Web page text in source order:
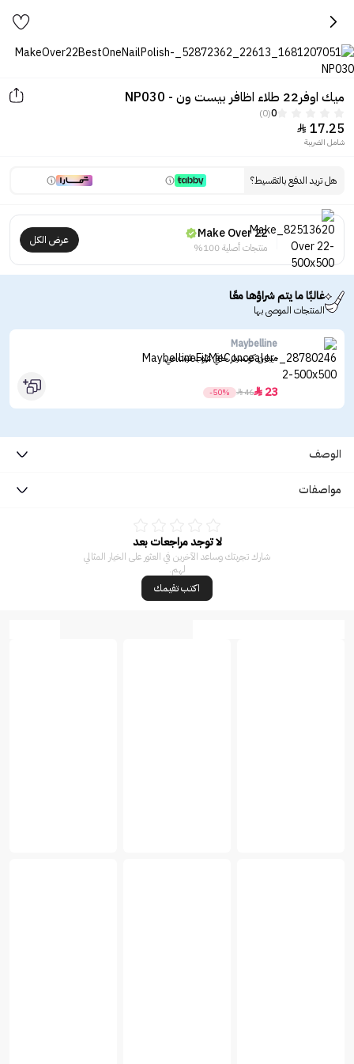
ميك اوفر22 طلاء اظافر بيست ون - NP030
0
(0)
17.25

شامل الضريبة
هل تريد الدفع بالتقسيط؟
Make Over 22
منتجات أصلية 100%
عرض الكل
غالبًا ما يتم شراؤها معًا
المنتجات الموصى بها
Maybelline
ميبلين كونسيلر خافي عيوب فيت مي
23

46

-50%
الوصف
مواصفات
لا توجد مراجعات بعد
شارك تجربتك وساعد الآخرين في العثور على الخيار المثالي
لهم.
اكتب تقيمك